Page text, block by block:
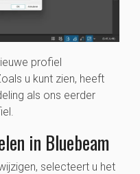
profiel
u kunt zien, heeft
als ons eerder
in Bluebeam
selecteert u het